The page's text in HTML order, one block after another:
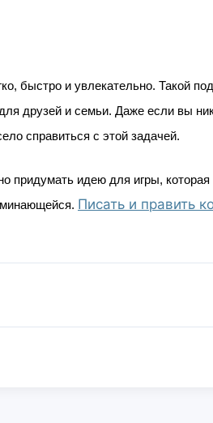
быстро и увлекательно. Такой
друзей и семьи. Даже если вы
справиться с этой задачей.
придумать идею для игры, которая
Писать и править